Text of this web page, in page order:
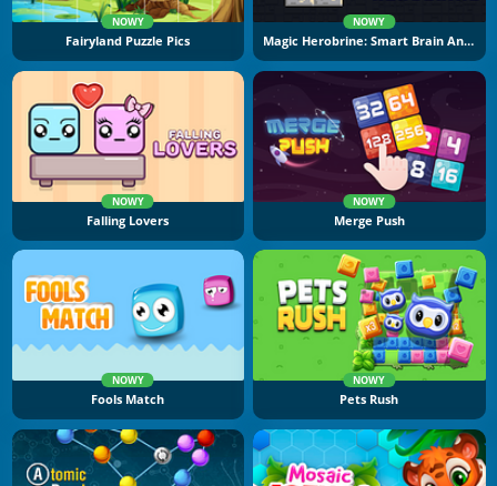
NOWY
Fairyland Puzzle Pics
NOWY
Magic Herobrine: Smart Brain And Puzzle Quest
NOWY
Falling Lovers
NOWY
Merge Push
NOWY
Fools Match
NOWY
Pets Rush